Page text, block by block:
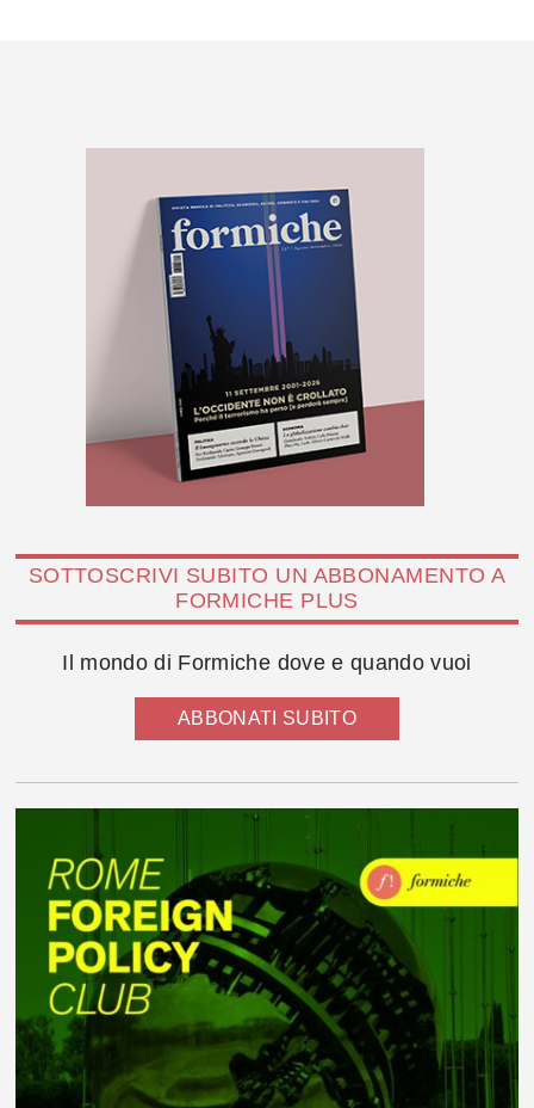
SOTTOSCRIVI SUBITO UN ABBONAMENTO A
FORMICHE PLUS
Il mondo di Formiche dove e quando vuoi
ABBONATI SUBITO